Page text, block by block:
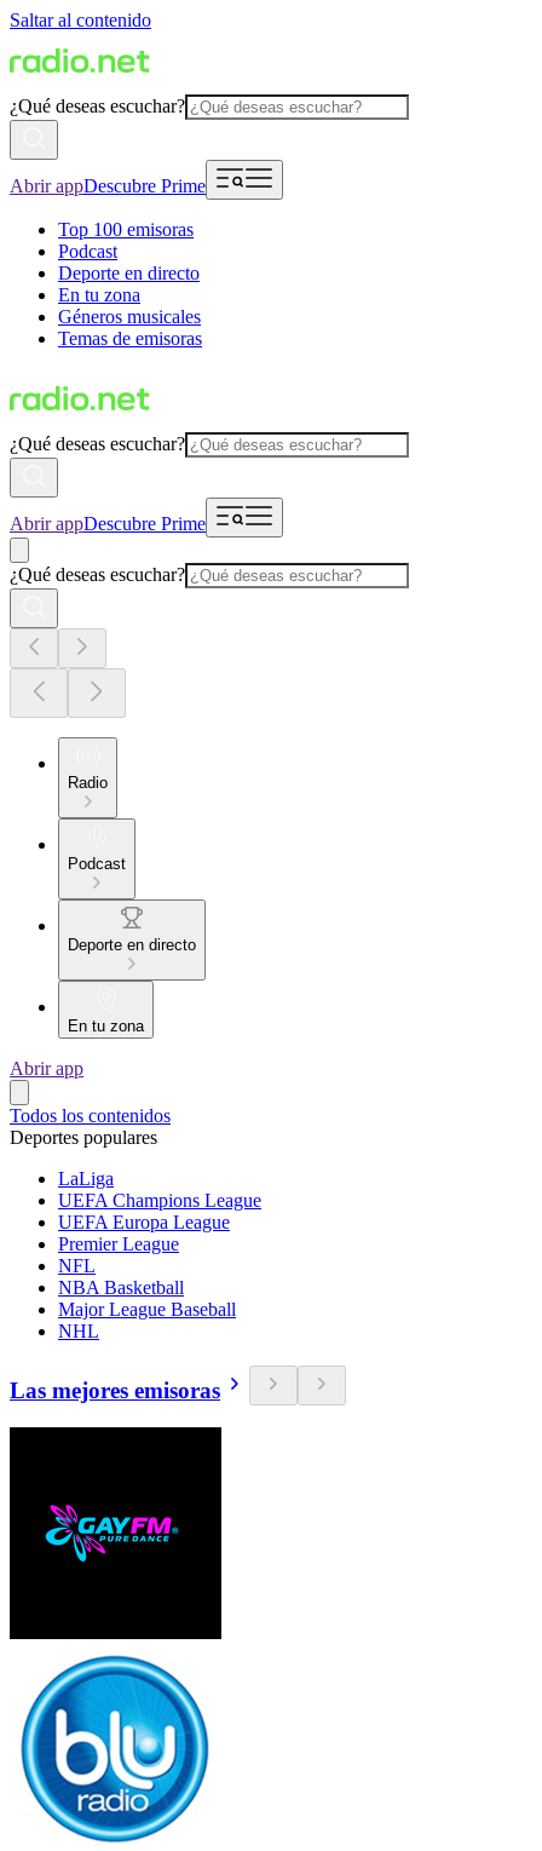
Saltar al contenido
¿Qué deseas escuchar?
Abrir appDescubre Prime
Top 100 emisoras
Podcast
Deporte en directo
En tu zona
Géneros musicales
Temas de emisoras
¿Qué deseas escuchar?
Abrir appDescubre Prime
¿Qué deseas escuchar?
Radio
Podcast
Deporte en directo
En tu zona
Abrir app
Todos los contenidos
Deportes populares
LaLiga
UEFA Champions League
UEFA Europa League
Premier League
NFL
NBA Basketball
Major League Baseball
NHL
Las mejores emisoras